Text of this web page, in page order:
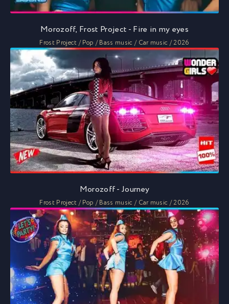
Morozoff, Frost Project - Fire in my eyes
Frost Project / Pop / Bass music / Car music / 2026
Morozoff - Journey
Frost Project / Pop / Bass music / Car music / 2026